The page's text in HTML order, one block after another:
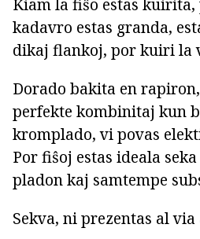
Kiam la fiŝo estas kuirita,
kadavro estas granda,
dikaj flankoj, por kuiri la
Dorado bakita en
perfekte kombinitaj kun
kromplado, vi povas
Por fiŝoj estas ideala
pladon kaj samtempe
Sekva, ni prezentas al